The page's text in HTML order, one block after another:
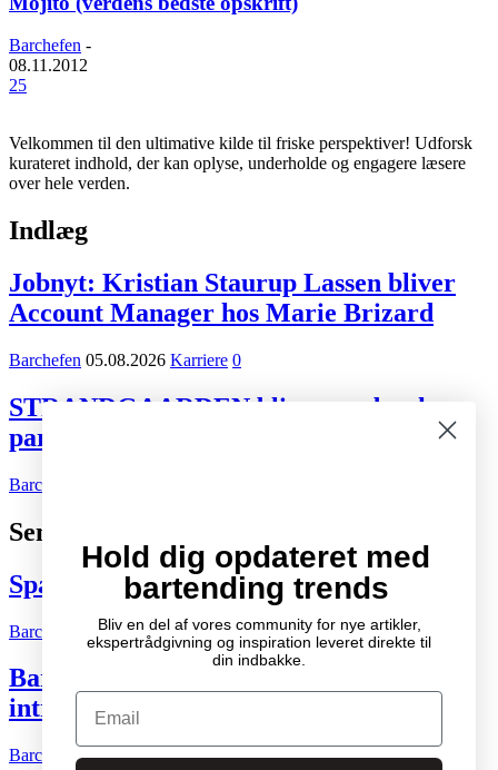
Barchefen -
08.11.2012
25
Velkommen til den ultimative kilde til friske perspektiver! Udforsk
kurateret indhold, der kan oplyse, underholde og engagere læsere
over hele verden.
Indlæg
Jobnyt: Kristian Staurup Lassen bliver
Account Manager hos Marie Brizard
Barchefen 05.08.2026 Karriere 0
STRANDGAARDEN bliver ny dansk
partner for Tiger Beer og Desperados
Barchefen
Seneste indlæg
Spændende cocktail- og drinksbøger
Barchefen 04.10.2007 Litteratur 2
Bartenderens grundbog – Den ultimative
introduktion til cocktailkunsten
Barchefen 04.05.2015Litteratur 0
Hold dig opdateret med
bartending trends
Bliv en del af vores community for nye artikler,
ekspertrådgivning og inspiration leveret direkte til
din indbakke.
Email